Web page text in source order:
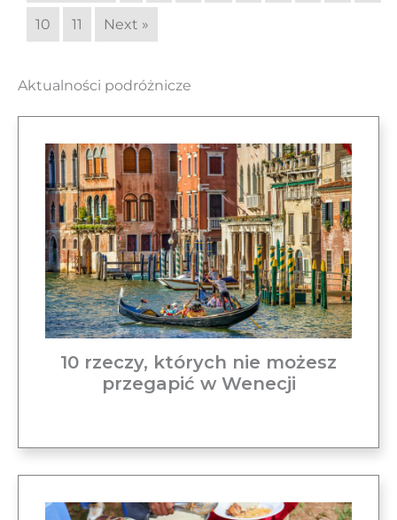
10 11 Next »
Aktualności podróżnicze
10 rzeczy, których nie możesz
przegapić w Wenecji